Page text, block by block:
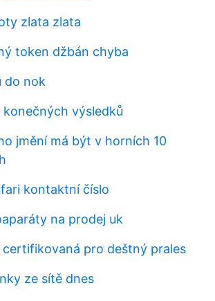
zlata zlata
token džbán chyba
do nok
konečných výsledků
jmění má být v horních 10
kontaktní číslo
na prodej uk
certifikovaná pro deštný prales
ze sítě dnes